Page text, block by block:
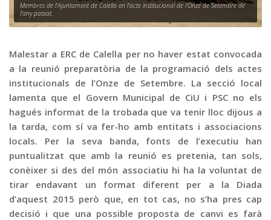
Membres de l'Ajuntament de Calella en l'acte institucional de l'Onze de Setembre de
l'any passat.
Malestar a ERC de Calella per no haver estat convocada
a la reunió preparatòria de la programació dels actes
institucionals de l’Onze de Setembre. La secció local
lamenta que el Govern Municipal de CiU i PSC no els
hagués informat de la trobada que va tenir lloc dijous a
la tarda, com sí va fer-ho amb entitats i associacions
locals. Per la seva banda, fonts de l’executiu han
puntualitzat que amb la reunió es pretenia, tan sols,
conèixer si des del món associatiu hi ha la voluntat de
tirar endavant un format diferent per a la Diada
d’aquest 2015 però que, en tot cas, no s’ha pres cap
decisió i que una possible proposta de canvi es farà